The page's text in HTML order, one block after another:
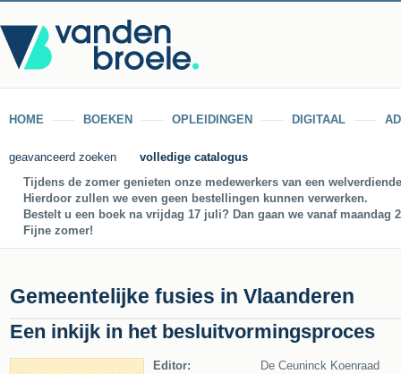
HOME BOEKEN OPLEIDINGEN DIGITAAL
geavanceerd zoeken
volledige catalogus
Tijdens de zomer genieten onze medewerkers van een
Hierdoor zullen we even geen bestellingen kunnen verwerken.
Bestelt u een boek na vrijdag 17 juli? Dan gaan we vanaf
Fijne zomer!
Gemeentelijke fusies in Vlaanderen
Een inkijk in het besluitvormingsproces
Editor:
De Ceuninck Koenraad